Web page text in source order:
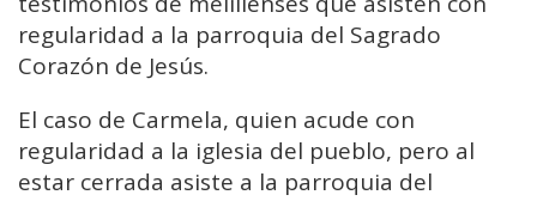
regularidad a la parroquia del Sagrado
Corazón de Jesús.
El caso de Carmela, quien acude con
regularidad a la iglesia del pueblo, pero al
estar cerrada asiste a la parroquia del